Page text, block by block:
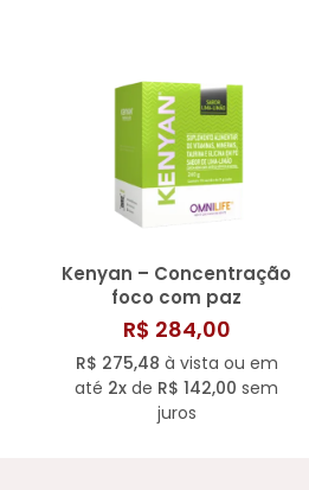
Kenyan – Concentração
foco com paz
emocional
R$ 284,00
R$ 275,48 à vista ou em
até 2x de R$ 142,00 sem
juros